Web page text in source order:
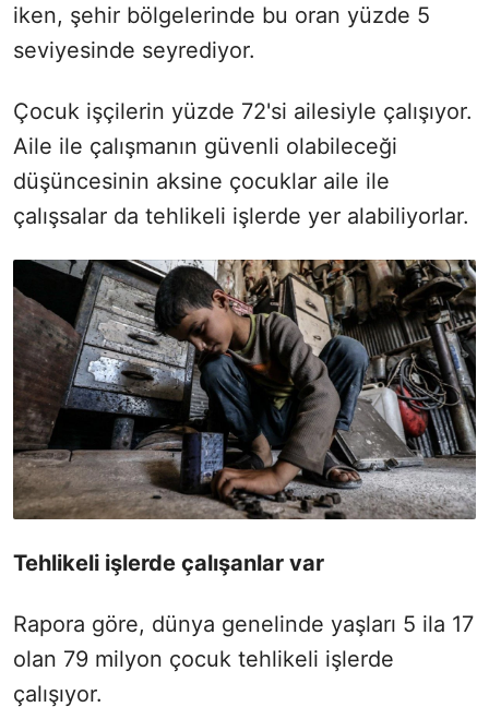
iken, şehir bölgelerinde bu oran yüzde 5
seviyesinde seyrediyor.
Çocuk işçilerin yüzde 72'si ailesiyle çalışıyor.
Aile ile çalışmanın güvenli olabileceği
düşüncesinin aksine çocuklar aile ile
çalışsalar da tehlikeli işlerde yer alabiliyorlar.
Tehlikeli işlerde çalışanlar var
Rapora göre, dünya genelinde yaşları 5 ila 17
olan 79 milyon çocuk tehlikeli işlerde
çalışıyor.